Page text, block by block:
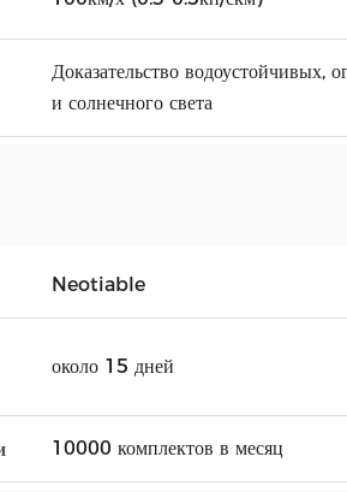
Доказательство водоустойчивых,
и солнечного света
Neotiable
около 15 дней
10000 комплектов в месяц